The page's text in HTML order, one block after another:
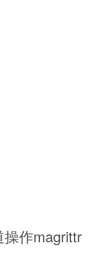
作magrittr